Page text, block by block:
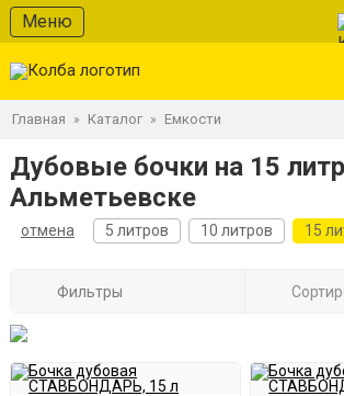
Меню
Главная » Каталог » Емкости
Дубовые бочки на 15
Альметьевске
отмена 5 литров 10 литров 15
Фильтры